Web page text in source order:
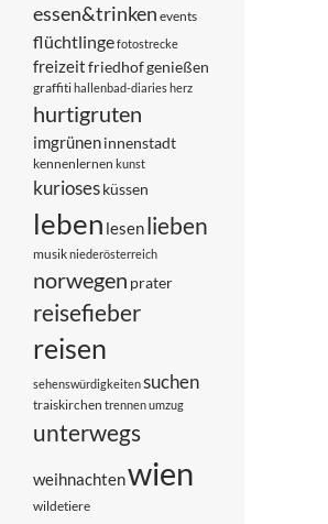
essen&trinken events
flüchtlingefotostrecke
freizeitfriedhofgenießen
graffitihallenbad-diariesherz
hurtigruten
imgrüneninnenstadt
kennenlernen kunst
kuriosesküssen
leben lesenlieben
musikniederösterreich
norwegen prater
reisefieber
reisen
sehenswürdigkeitensuchen
traiskirchen trennenumzug
unterwegs
weihnachtenwien
wildetiere